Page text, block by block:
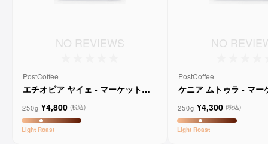
NO REVIEWS
PostCoffee
エチオピア ヤイェ - マーケットレ
250g ¥4,800 (税込)
Light Roast
NO
PostCoffee
ケニア ムトゥラ - マー
250g ¥4,300 (税込)
Light Roast